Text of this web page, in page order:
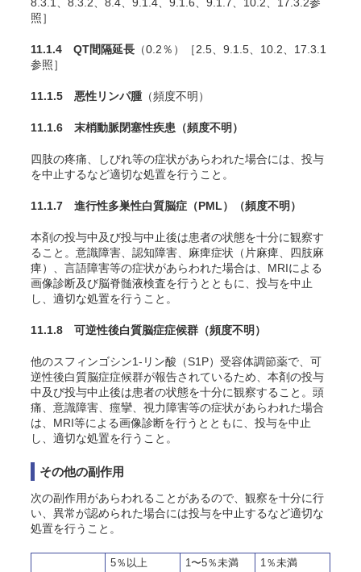
照］
11.1.4 QT間隔延長 （0.2％）［2.5、9.1.5、10.2、17.3.1
参照］
11.1.5 悪性リンパ腫 （頻度不明）
11.1.6 末梢動脈閉塞性疾患 （頻度不明）
四肢の疼痛、しびれ等の症状があらわれた場合には、投与
を中止するなど適切な処置を行うこと。
11.1.7 進行性多巣性白質脳症（PML） （頻度不明）
本剤の投与中及び投与中止後は患者の状態を十分に観察す
ること。意識障害、認知障害、麻痺症状（片麻痺、四肢麻
痺）、言語障害等の症状があらわれた場合は、MRIによる
画像診断及び脳脊髄液検査を行うとともに、投与を中止
し、適切な処置を行うこと。
11.1.8 可逆性後白質脳症症候群 （頻度不明）
他のスフィンゴシン1-リン酸（S1P）受容体調節薬で、可
逆性後白質脳症症候群が報告されているため、本剤の投与
中及び投与中止後は患者の状態を十分に観察すること。頭
痛、意識障害、痙攣、視力障害等の症状があらわれた場合
は、MRI等による画像診断を行うとともに、投与を中止
し、適切な処置を行うこと。
その他の副作用
次の副作用があらわれることがあるので、観察を十分に行
い、異常が認められた場合には投与を中止するなど適切な
処置を行うこと。
5％以上 1〜5％未満
1％未満